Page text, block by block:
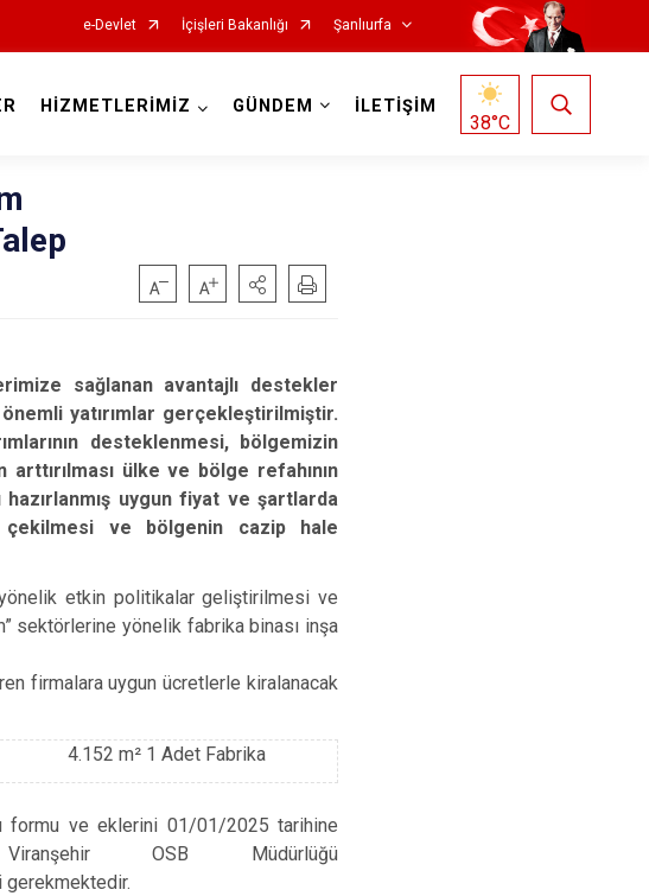
e-Devlet İçişleri Bakanlığı Şanlıurfa
Akçakale
Birecik
Halfeti
Siverek
Suruç
Viranşehir
Haliliye
Eyyübiye
HİZMETLERİMİZ GÜNDEM İLETİŞİM
38°C
sağlanan avantajlı destekler
yatırımlar gerçekleştirilmiştir.
desteklenmesi, bölgemizin
ülke ve bölge refahının
uygun fiyat ve şartlarda
çekilmesi ve bölgenin cazip hale
etkin politikalar geliştirilmesi ve
sektörlerine yönelik fabrika binası inşa
firmalara uygun ücretlerle kiralanacak
4.152 m² 1 Adet Fabrika
formu ve eklerini 01/01/2025 tarihine
OSB Müdürlüğü